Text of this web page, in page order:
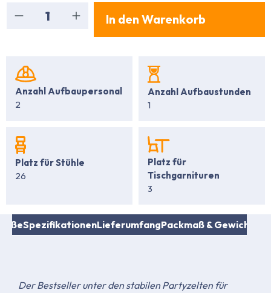
Produkt Anzahl: Gib den gewünschten Wert
In den Warenkorb
Anzahl Aufbaupersonal
2
Anzahl Aufbaustunden
1
Platz für Stühle
26
Platz für
Tischgarnituren
3
SpezifikationenLieferumfangPackmaß & Gewicht
Der Bestseller unter den stabilen Partyzelten für